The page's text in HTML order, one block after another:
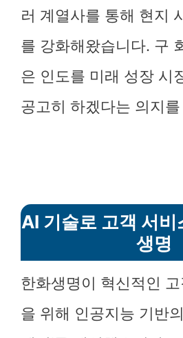
러 계열사를 통해 현지
를 강화해왔습니다. 구
은 인도를 미래 성장 시
공고히 하겠다는 의지
AI 기술로 고객 서비
생명
한화생명이 혁신적인
을 위해 인공지능 기반